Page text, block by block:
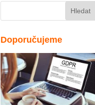
Doporučujeme